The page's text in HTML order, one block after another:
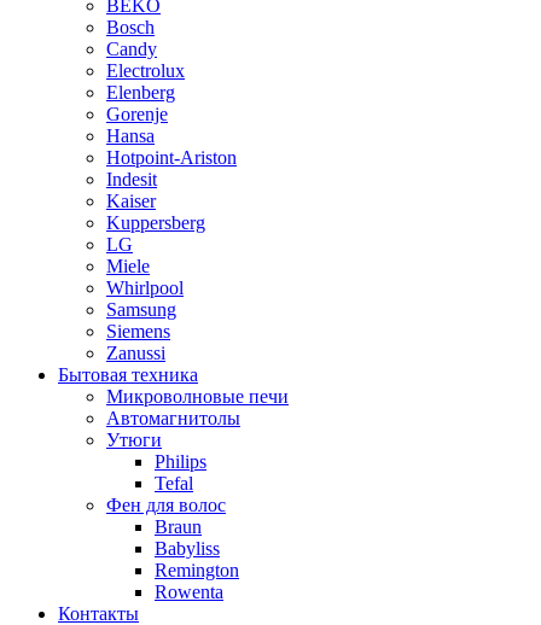
BEKO
Bosch
Candy
Electrolux
Elenberg
Gorenje
Hansa
Hotpoint-Ariston
Indesit
Kaiser
Kuppersberg
LG
Miele
Whirlpool
Samsung
Siemens
Zanussi
Бытовая техника
Микроволновые печи
Автомагнитолы
Утюги
Philips
Tefal
Фен для волос
Braun
Babyliss
Remington
Rowenta
Контакты